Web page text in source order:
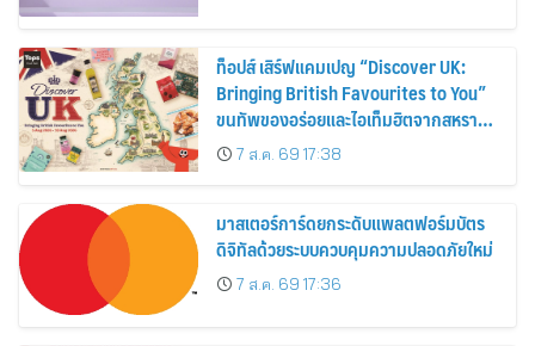
ท็อปส์ เสิร์ฟแคมเปญ “Discover UK:
Bringing British Favourites to You”
ขนทัพของอร่อยและไอเท็มฮิตจากสหราช
อาณาจักร ส่งตรงถึงมือตั้งแต่วันนี้ – 18
สิงหาคมนี้
7 ส.ค. 69 17:38
มาสเตอร์การ์ดยกระดับแพลตฟอร์มบัตร
ดิจิทัลด้วยระบบควบคุมความปลอดภัยใหม่
7 ส.ค. 69 17:36